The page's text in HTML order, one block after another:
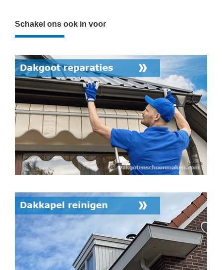
Schakel ons ook in voor